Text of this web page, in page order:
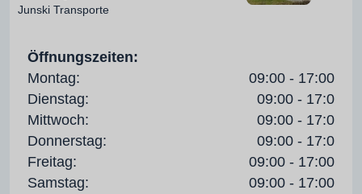
Junski Transporte
Öffnungszeiten:
Montag:
09:00 - 17:00
Dienstag:
09:00 - 17:0
Mittwoch:
09:00 - 17:0
Donnerstag:
09:00 - 17:0
Freitag:
09:00 - 17:00
Samstag:
09:00 - 17:00